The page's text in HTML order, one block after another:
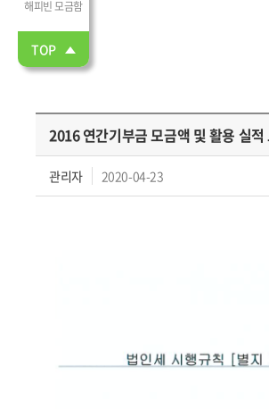
2016 연간기부금 모금액 및 활용 실적
관리자 2020-04-23
해피빈 모금함
TOP